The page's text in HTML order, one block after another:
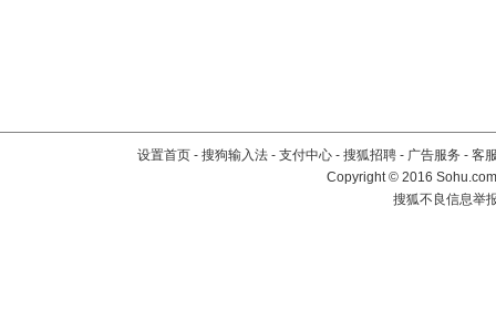
设置首页 - 搜狗输入法 - 支付中心 - 搜狐招聘 - 广告服务 - 客
Copyright©2016
搜狐不良信息举